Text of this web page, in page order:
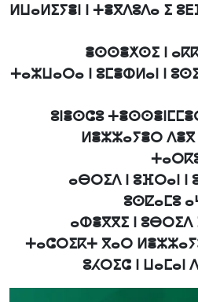
ⵍⵡⴰⵍⵉⵢⴻⵏ ⵏ ⵜⴻⴳⴷⵓⴷⴰ ⵉ
ⴻⵙⵙⴻⵅⵙⵉ ⵏ
ⵜⴰⵣⵡⴰⵔⴰ ⵏ ⵓⵎⴻⵀⵍⴰⵏ ⵏ
ⵓⵏⴻⵙⵛⵓ
ⵍⴻⵣⵣⴰⵢⴻⵔ ⴷⴻⴳ
ⴰⴱⵔⵉⴷ ⵏ ⵓⴼⵔⴰⵏ ⵏ
ⵓⵙⵇⴰⵎⵓ
ⴰⵀⴻⴳⴳⵉ ⵏ ⵓⴱⵔⵉⴷ
ⵜⴰⵛⵔⵉⴽⵜ ⴳⴰⵔ
ⵓⵃⵔⵉⵛ ⵏ ⵡⴰⵎⴰⵏ